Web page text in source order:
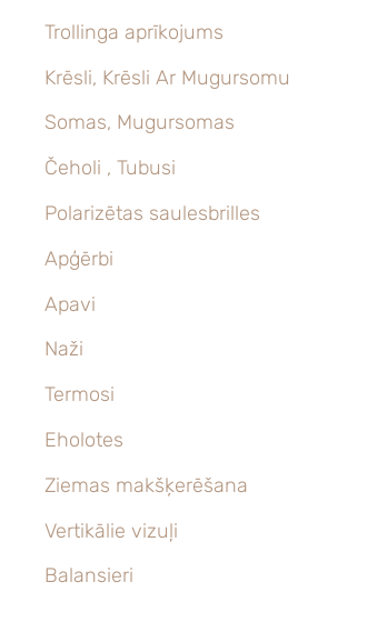
Trollinga aprīkojums
Krēsli, Krēsli Ar Mugursomu
Somas, Mugursomas
Čeholi , Tubusi
Polarizētas saulesbrilles
Apģērbi
Apavi
Naži
Termosi
Eholotes
Ziemas makšķerēšana
Vertikālie vizuļi
Balansieri